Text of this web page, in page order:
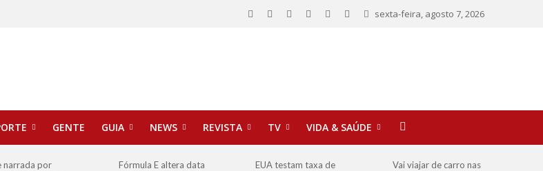
sexta-feira, agosto 7, 2026
GENTE GUIA NEWS REVISTA TV VIDA & SAÚDE
narrada por
Fórmula E altera data
EUA testam taxa de
Vai viajar de carro nas